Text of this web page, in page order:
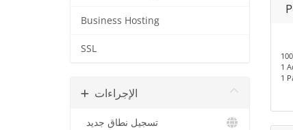
Business Hosting
SSL
الإجراءات
تسجيل نطاق جديد
1
1